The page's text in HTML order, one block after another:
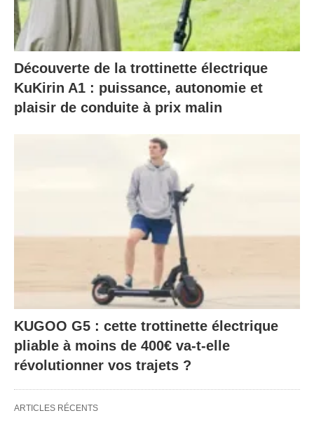
Découverte de la trottinette électrique
KuKirin A1 : puissance, autonomie et
plaisir de conduite à prix malin
KUGOO G5 : cette trottinette électrique
pliable à moins de 400€ va-t-elle
révolutionner vos trajets ?
ARTICLES RÉCENTS